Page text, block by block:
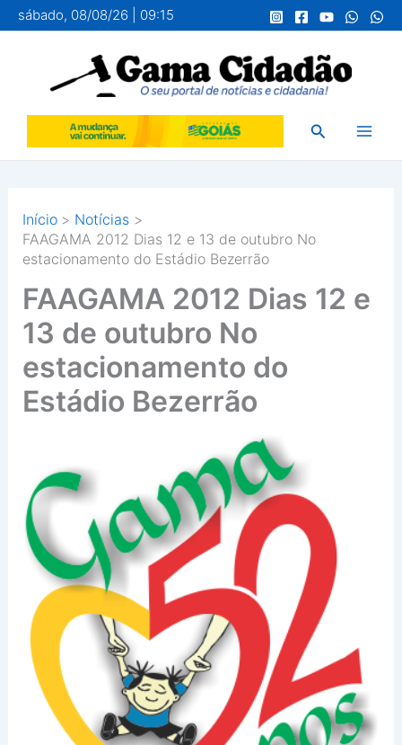
para
conteúdo
sábado, 08/08/26 | 09:15
Pesquisar
Início
Notícias
FAAGAMA 2012 Dias 12 e 13 de outubro No
estacionamento do Estádio Bezerrão
FAAGAMA 2012 Dias 12 e
13 de outubro No
estacionamento do
Estádio Bezerrão